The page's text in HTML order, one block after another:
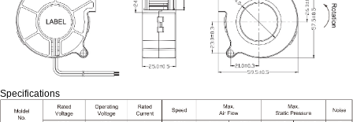
Specifications